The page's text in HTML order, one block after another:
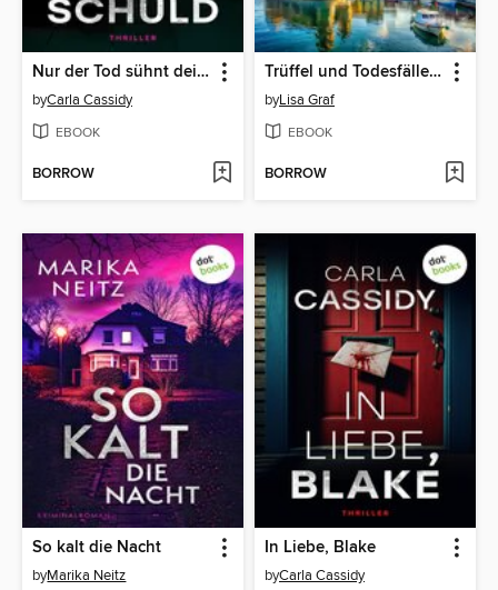
Nur der Tod sühnt deine Schuld
byCarla Cassidy
EBOOK
BORROW
Trüffel und Todesfälle--oder
byLisa Graf
EBOOK
BORROW
So kalt die Nacht
byMarika Neitz
In Liebe, Blake
byCarla Cassidy